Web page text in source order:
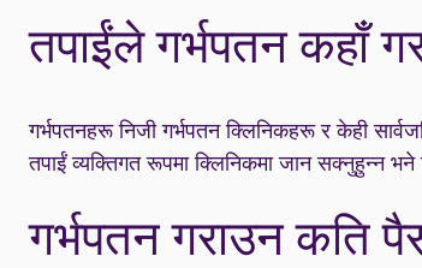
तपाईंले गर्भपतन कहाँ
गर्भपतनहरू निजी गर्भपतन क्लिनिकहरू र केही
तपाईं व्यक्तिगत रूपमा क्लिनिकमा जान सक्नुहुन्न
गर्भपतन गराउन कति